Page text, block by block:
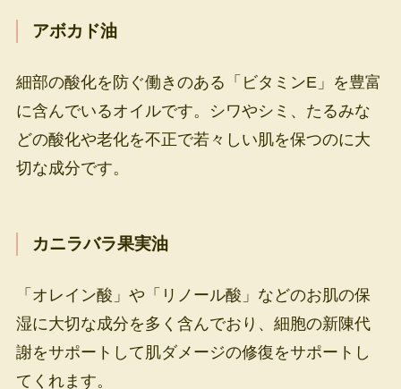
アボカド油
細部の酸化を防ぐ働きのある「ビタミンE」を豊富
に含んでいるオイルです。シワやシミ、たるみな
どの酸化や老化を不正で若々しい肌を保つのに大
切な成分です。
カニラバラ果実油
「オレイン酸」や「リノール酸」などのお肌の保
湿に大切な成分を多く含んでおり、細胞の新陳代
謝をサポートして肌ダメージの修復をサポートし
てくれます。